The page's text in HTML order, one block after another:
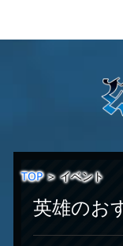
TOP＞イベント
英雄のお